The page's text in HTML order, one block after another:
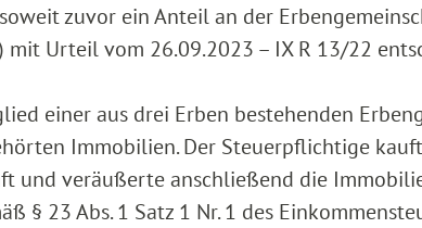
zuvor ein Anteil an der
Urteil vom 26.09.2023 – IX R 13/22
einer aus drei Erben bestehenden
Immobilien. Der Steuerpflichtige
und veräußerte anschließend die
§ 23 Abs. 1 Satz 1 Nr. 1 des